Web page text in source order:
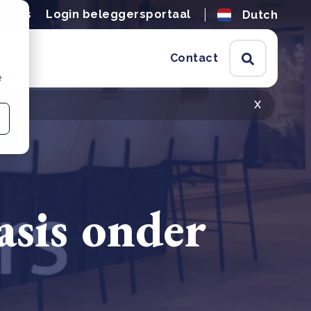
Login beleggersportaal Dutch
Contact
x
onder